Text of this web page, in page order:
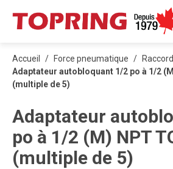
PASSER AU CONTENU PRINCIPAL
Accueil / Force pneumatique /
Adaptateur autobloquant 1/2 po à 1/2
(multiple de 5)
Adaptateur
po à 1/2 (M) NPT
(multiple de 5)